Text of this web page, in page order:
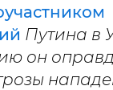
Путина в
он